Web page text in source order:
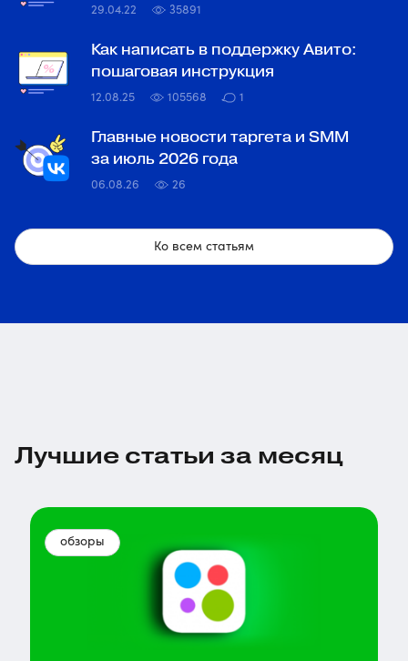
29.04.22 35891
Как написать в поддержку Авито:
пошаговая инструкция
12.08.25 105568 1
Главные новости таргета и SMM
за июль 2026 года
06.08.26 26
Ко всем статьям
Лучшие статьи за месяц
обзоры